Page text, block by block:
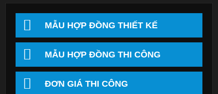
MẪU HỢP ĐỒNG THIẾT KẾ
MẪU HỢP ĐỒNG THI CÔNG
ĐƠN GIÁ THI CÔNG